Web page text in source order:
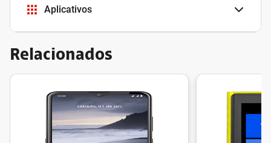
Aplicativos
Relacionados